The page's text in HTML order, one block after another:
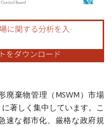
CC BY 4.0の表示が必要です。
廃棄物管理（MSWM）市場
著しく集中しています。こ
速な都市化、厳格な政府規